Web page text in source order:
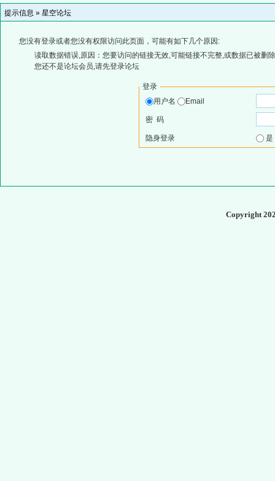
提示信息 » 星空论坛
您没有登录或者您没有权限访问此页面，可能有如下几个原因:
读取数据错误,原因：您要访问的链接无效,可能链接不完整,或数据已被删
您还不是论坛会员,请先登录论坛
登录
用户名
Email
密 码
隐身登录
Copyright